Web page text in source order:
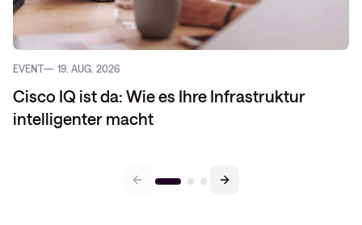
EVENT 19. AUG. 2026
Cisco IQ ist da: Wie es Ihre Infrastruktur
intelligenter macht